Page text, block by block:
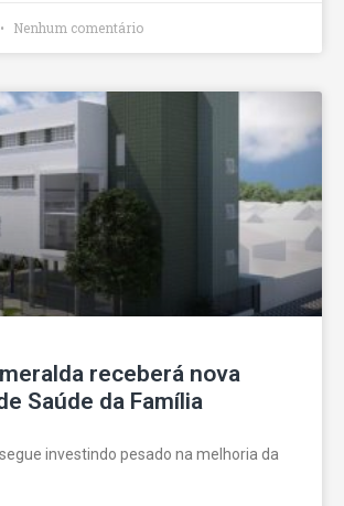
Nenhum comentário
receberá nova
Saúde da Família
investindo pesado na melhoria da